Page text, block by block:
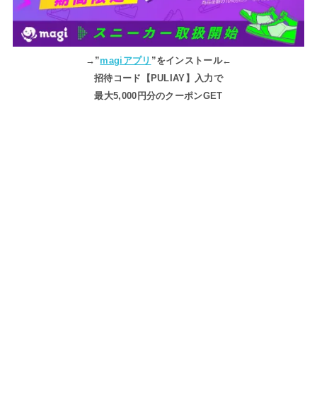
→”magiアプリ ”をインストール←
招待コード【PULIAY】入力で
最大5,000円分のクーポンGET